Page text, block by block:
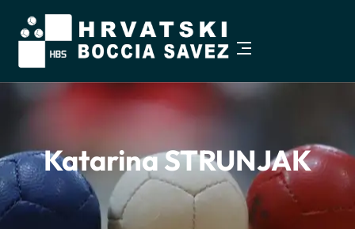
Katarina STRUNJAK
Pristupačnost
−
Visoki kontrast Sivi tonovi
Istakni poveznice